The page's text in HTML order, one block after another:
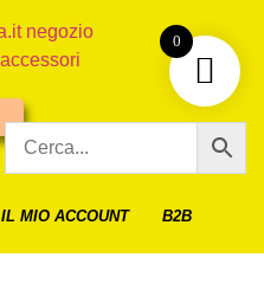
IL MIO ACCOUNT B2B
0